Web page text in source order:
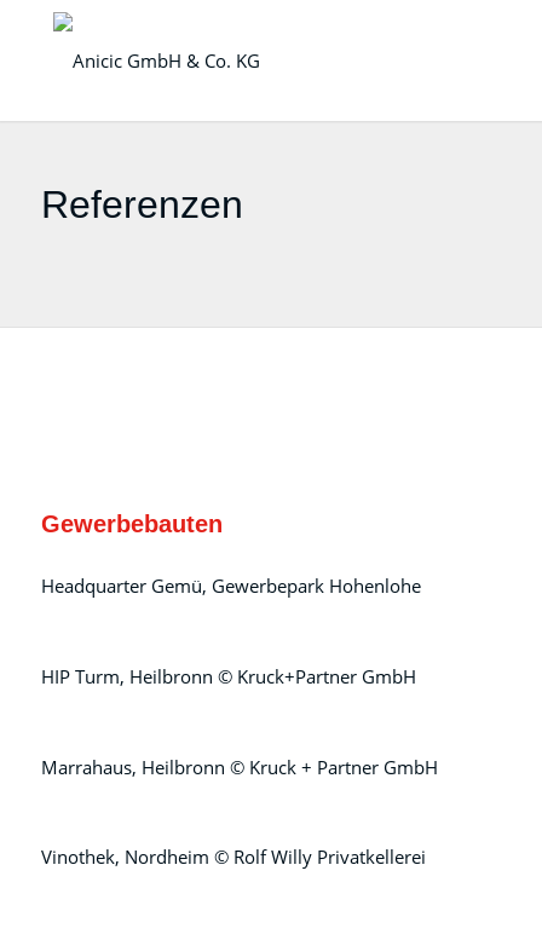
Referenzen
Gewerbebauten
Headquarter Gemü, Gewerbepark Hohenlohe
HIP Turm, Heilbronn © Kruck+Partner GmbH
Marrahaus, Heilbronn © Kruck + Partner GmbH
Vinothek, Nordheim © Rolf Willy Privatkellerei